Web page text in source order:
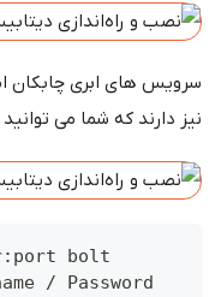
سرویس های ابری چابکان
نیز دارند که شما می
bolt
/ Password